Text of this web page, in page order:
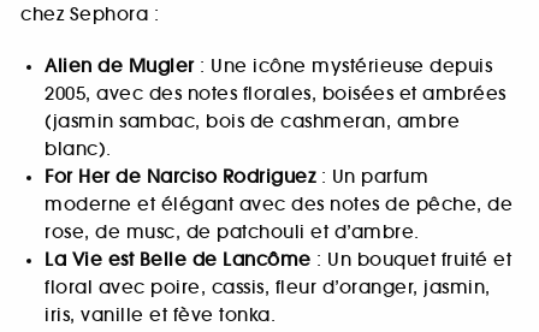
chez Sephora :
Alien de Mugler: Une icône mystérieuse depuis
2005, avec des notes florales, boisées et ambrées
(jasmin sambac, bois de cashmeran, ambre
blanc).
For Her de Narciso Rodriguez: Un parfum
moderne et élégant avec des notes de pêche, de
rose, de musc, de patchouli et d’ambre.
La Vie est Belle de Lancôme : Un bouquet fruité et
floral avec poire, cassis, fleur d’oranger, jasmin,
iris, vanille et fève tonka.